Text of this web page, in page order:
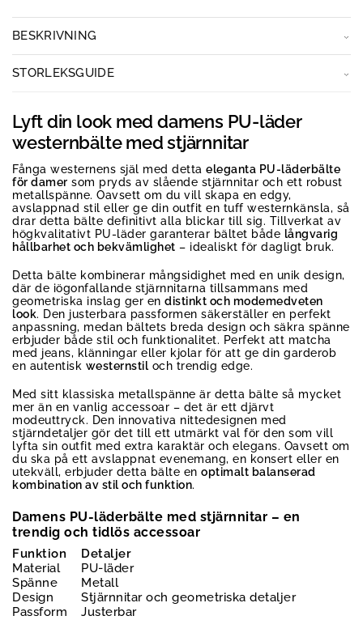
BESKRIVNING
STORLEKSGUIDE
Lyft din look med damens PU-läder
westernbälte med stjärnnitar
Fånga westernens själ med detta eleganta PU-läderbälte
för damer som pryds av slående stjärnnitar och ett robust
metallspänne. Oavsett om du vill skapa en edgy,
avslappnad stil eller ge din outfit en tuff westernkänsla, så
drar detta bälte definitivt alla blickar till sig. Tillverkat av
högkvalitativt PU-läder garanterar bältet både långvarig
hållbarhet och bekvämlighet – idealiskt för dagligt bruk.
Detta bälte kombinerar mångsidighet med en unik design,
där de iögonfallande stjärnnitarna tillsammans med
geometriska inslag ger en distinkt och modemedveten
look. Den justerbara passformen säkerställer en perfekt
anpassning, medan bältets breda design och säkra spänne
erbjuder både stil och funktionalitet. Perfekt att matcha
med jeans, klänningar eller kjolar för att ge din garderob
en autentisk westernstil och trendig edge.
Med sitt klassiska metallspänne är detta bälte så mycket
mer än en vanlig accessoar – det är ett djärvt
modeuttryck. Den innovativa nittedesignen med
stjärndetaljer gör det till ett utmärkt val för den som vill
lyfta sin outfit med extra karaktär och elegans. Oavsett om
du ska på ett avslappnat evenemang, en konsert eller en
utekväll, erbjuder detta bälte en optimalt balanserad
kombination av stil och funktion.
Damens PU-läderbälte med stjärnnitar – en
trendig och tidlös accessoar
Funktion
Detaljer
Material
PU-läder
Spänne
Metall
Design
Stjärnnitar och geometriska detaljer
Passform
Justerbar